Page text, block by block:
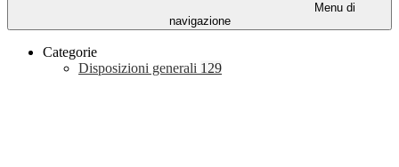
Menu di
navigazione
Categorie
Disposizioni generali 129